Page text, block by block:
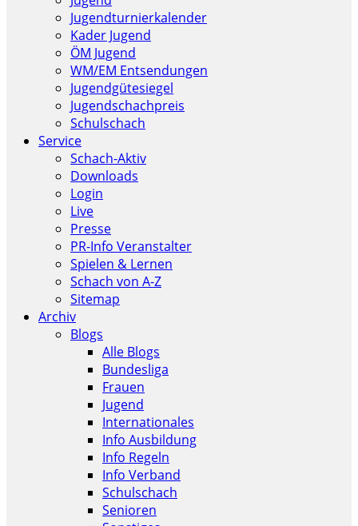
Jugendturnierkalender
Kader Jugend
ÖM Jugend
WM/EM Entsendungen
Jugendgütesiegel
Jugendschachpreis
Schulschach
Service
Schach-Aktiv
Downloads
Login
Live
Presse
PR-Info Veranstalter
Spielen & Lernen
Schach von A-Z
Sitemap
Archiv
Blogs
Alle Blogs
Bundesliga
Frauen
Jugend
Internationales
Info Ausbildung
Info Regeln
Info Verband
Schulschach
Senioren